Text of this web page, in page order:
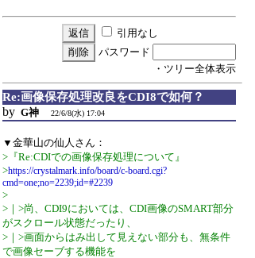
引用なし
パスワード
・ツリー全体表示
Re:画像保存処理改良をCDI8で如何？
by G神 22/6/8(水) 17:04
▼金華山の仙人さん：
>『Re:CDIでの画像保存処理について』
>https://crystalmark.info/board/c-board.cgi?
cmd=one;no=2239;id=#2239
>
>｜>尚、CDI9においては、CDI画像のSMART部分
がスクロール状態だったり、
>｜>画面からはみ出して見えない部分も、無条件
で画像セーブする機能を